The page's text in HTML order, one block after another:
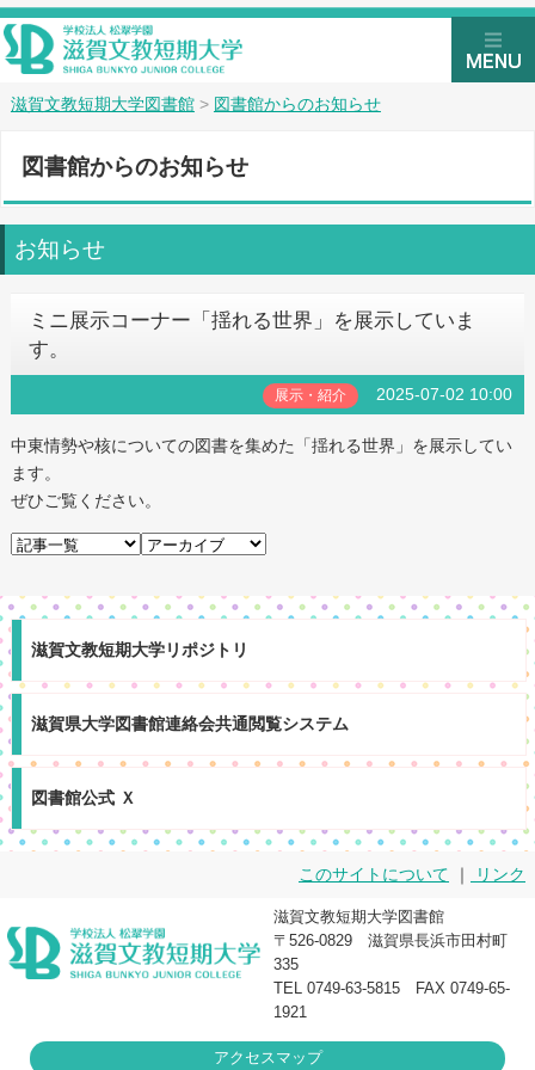
滋賀文教短期大学図書館 > 図書館からのお知らせ
図書館からのお知らせ
お知らせ
ミニ展示コーナー「揺れる世界」を展示していま
す。
展示・紹介 2025-07-02 10:00
中東情勢や核についての図書を集めた「揺れる世界」を展示してい
ます。
ぜひご覧ください。
滋賀文教短期大学リポジトリ
滋賀県大学図書館連絡会共通閲覧システム
図書館公式 Ｘ
このサイトについて ｜ リンク
滋賀文教短期大学図書館
〒526-0829 滋賀県長浜市田村町
335
TEL 0749-63-5815 FAX 0749-65-
1921
アクセスマップ